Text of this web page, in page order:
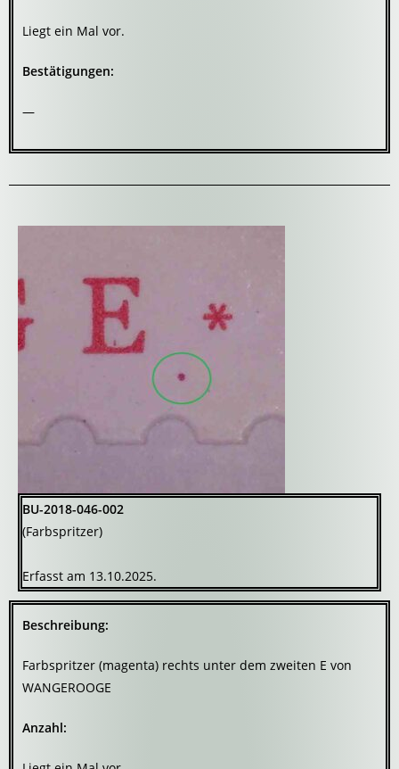
Liegt ein Mal vor.
Bestätigungen:
—
BU-2018-046-002
(Farbspritzer)
Erfasst am 13.10.2025.
Beschreibung:
Farbspritzer (magenta) rechts unter dem zweiten E von
WANGEROOGE
Anzahl: